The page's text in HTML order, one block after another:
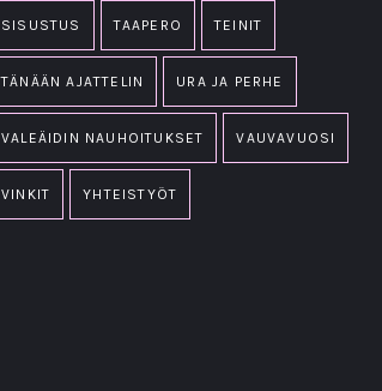
SISUSTUS TAAPERO TEINIT
TÄNÄÄN AJATTELIN URA JA PERHE
VALEÄIDIN NAUHOITUKSET VAUVAVUOSI
VINKIT YHTEISTYÖT